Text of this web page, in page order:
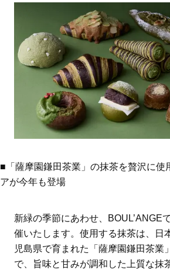
■「薩摩園鎌田茶業」の抹茶を贅沢に使
アが今年も登場
新緑の季節にあわせ、BOUL’ANGE
催いたします。使用する抹茶は、日
児島県で育まれた「薩摩園鎌田茶業
で、旨味と甘みが調和した上質な抹